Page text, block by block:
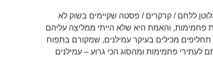
ללחם / קרקרים / פסטה שקיימים בשוק לא
פחמימות, והאמת היא שלא הייתי ממליצה עליהם
מכילים בעיקר עמילנים, שמקורם בתפוח
לעתירי פחמימות ומהסוג הכי גרוע – עמילנים